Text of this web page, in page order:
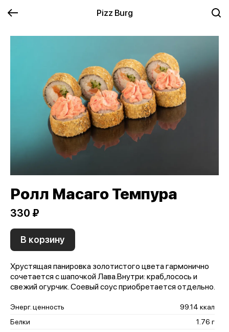
Pizz Burg
Ролл Масаго Темпура
330 ₽
В корзину
Хрустящая панировка золотистого цвета гармонично
сочетается с шапочкой Лава.Внутри: краб,лосось и
свежий огурчик. Соевый соус приобретается отдельно.
Энерг. ценность
99.14 ккал
Белки
1.76 г